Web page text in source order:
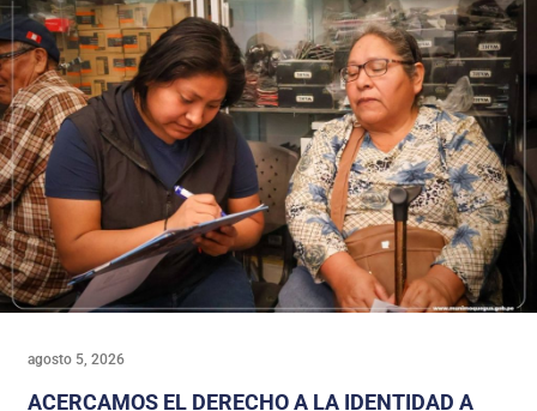
agosto 5, 2026
ACERCAMOS EL DERECHO A LA IDENTIDAD A